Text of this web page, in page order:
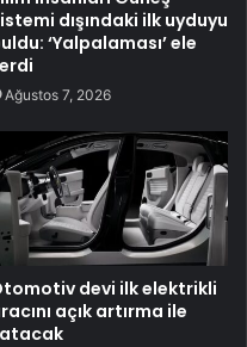
dışındaki ilk uyduyu
‘Yalpalaması’ ele
Ağustos 7, 2026
devi ilk elektrikli
açık artırma ile